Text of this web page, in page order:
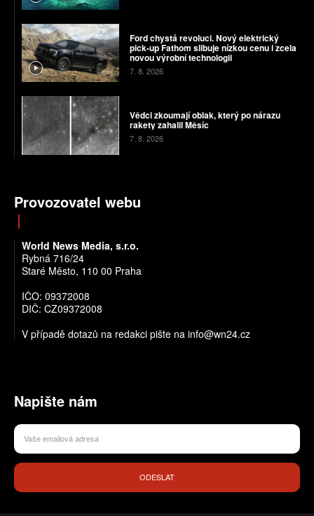
Ford chystá revoluci. Nový elektrický
pick-up Fathom slibuje nízkou cenu i zcela
novou výrobní technologii
7. 8. 2026
Vědci zkoumají oblak, který po nárazu
rakety zahalil Měsíc
7. 8. 2026
Provozovatel webu
World News Media, s.r.o.
Rybná 716/24
Staré Město, 110 00 Praha
IČO: 09372008
DIČ: CZ09372008
V případě dotazů na redakci pište na info@wn24.cz
Napište nám
ODESLAT